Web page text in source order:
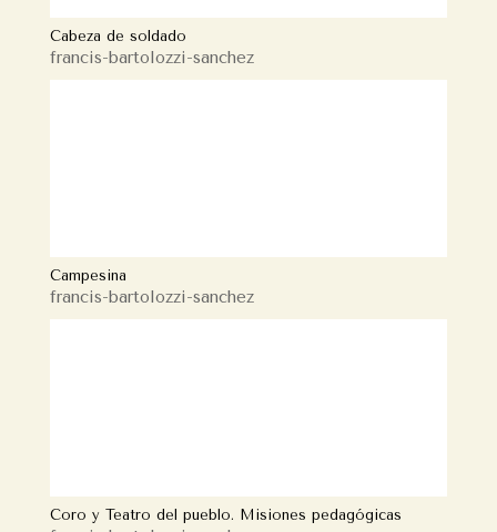
Cabeza de soldado
francis-bartolozzi-sanchez
Campesina
francis-bartolozzi-sanchez
Coro y Teatro del pueblo. Misiones pedagógicas